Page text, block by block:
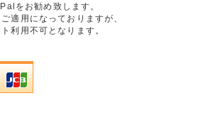
をお勧め致します。
適用になっておりますが、
利用不可となります。